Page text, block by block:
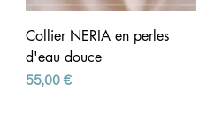
Collier NERIA en perles
d'eau douce
Prix
55,00 €